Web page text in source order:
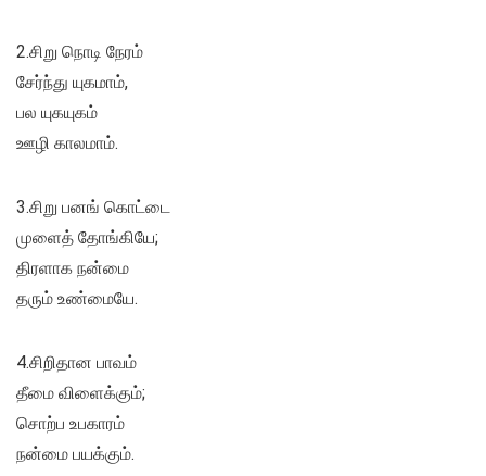
2.சிறு நொடி நேரம்
சேர்ந்து யுகமாம்,
பல யுகயுகம்
ஊழி காலமாம்.
3.சிறு பனங் கொட்டை
முளைத் தோங்கியே;
திரளாக நன்மை
தரும் உண்மையே.
4.சிறிதான பாவம்
தீமை விளைக்கும்;
சொற்ப உபகாரம்
நன்மை பயக்கும்.